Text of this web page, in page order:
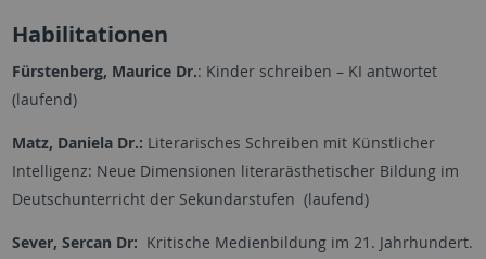
Habilitationen
Fürstenberg, Maurice Dr.: Kinder schreiben – KI antwortet
(laufend)
Matz, Daniela Dr.: Literarisches Schreiben mit Künstlicher
Intelligenz: Neue Dimensionen literarästhetischer Bildung im
Deutschunterricht der Sekundarstufen (laufend)
Sever, Sercan Dr: Kritische Medienbildung im 21. Jahrhundert.